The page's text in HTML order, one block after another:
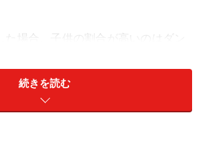
た場合、子供の割合が高いのはダン
淀川区の13.9%ですので、いかに鶴
」が高いかがわかります。
続きを読む